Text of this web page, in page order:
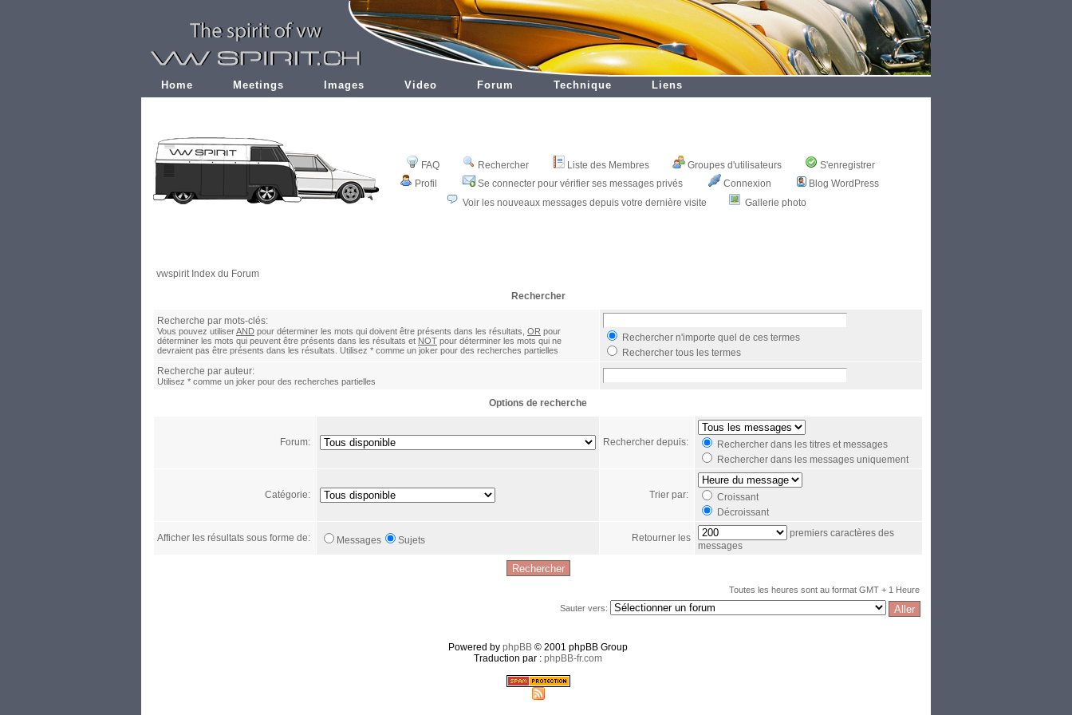
Home Meetings Images Video Forum Technique Liens
FAQ Rechercher Liste des Membres Groupes d'utilisateurs
S'enregistrer
Profil
Se connecter pour vérifier ses messages privés Connexion
Blog WordPress
Voir les nouveaux messages depuis votre dernière visite
Gallerie photo
vwspirit Index du Forum
Rechercher
Recherche par mots-clés:
Vous pouvez utiliserAND pour déterminer les mots qui doivent être présents dans les résultats, OR pour
déterminer les mots qui peuvent être présents dans les résultats et NOT pour déterminer les mots qui ne
devraient pas être présents dans les résultats. Utilisez * comme un joker pour des recherches partielles
Rechercher n'importe quel de ces termes
Rechercher tous les termes
Recherche par auteur:
Utilisez * comme un joker pour des recherches partielles
Options de recherche
Forum: Rechercher depuis:
Rechercher dans les titres et messages
Rechercher dans les messages uniquement
Catégorie: Trier par:
Croissant
Décroissant
Afficher les résultats sous forme de: Messages Sujets Retourner les
premiers caractères des
messages
Toutes les heures sont au format GMT + 1 Heure
Sauter vers:
Powered by phpBB © 2001 phpBB Group
Traduction par : phpBB-fr.com